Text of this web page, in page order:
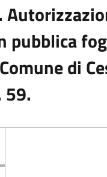
pubblica
di
59.